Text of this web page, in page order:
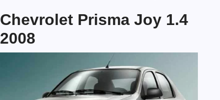
Chevrolet Prisma Joy 1.4
2008